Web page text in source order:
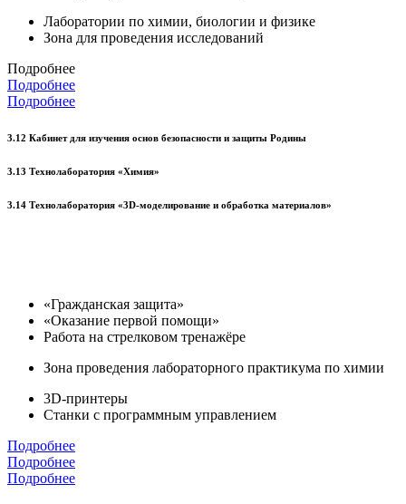
Лаборатории по химии, биологии и физике
Зона для проведения исследований
Подробнее
Подробнее
Подробнее
3.12 Кабинет для изучения основ безопасности и защиты Родины
3.13 Технолаборатория «Химия»
3.14 Технолаборатория «3D-моделирование и обработка материалов»
«Гражданская защита»
«Оказание первой помощи»
Работа на стрелковом тренажёре
Зона проведения лабораторного практикума по химии
3D-принтеры
Станки с программным управлением
Подробнее
Подробнее
Подробнее